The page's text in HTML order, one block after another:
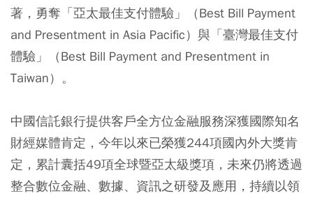
著，勇奪「亞太最佳支付體驗」（Best Bill Payment
and Presentment in Asia Pacific）與「臺灣最佳支付
體驗」（Best Bill Payment and Presentment in
Taiwan）。
中國信託銀行提供客戶全方位金融服務深獲國際知名
財經媒體肯定，今年以來已榮獲244項國內外大獎肯
定，累計囊括49項全球暨亞太級獎項，未來仍將透過
整合數位金融、數據、資訊之研發及應用，持續以領